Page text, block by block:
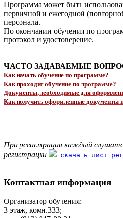
Программа может быть
первичной и ежегодной
персонала.
По окончании обучения по
протокол и удостоверение.
ЧАСТО ЗАДАВАЕМЫЕ
Как начать обучение по программе?
Как проходит обучение по программе?
Документы, необходимые для
Как получить оформленные документы
При регистрации каждый
регистрации
скачать лист
Контактная информация
Организатор обучения:
3 этаж, комн.333;